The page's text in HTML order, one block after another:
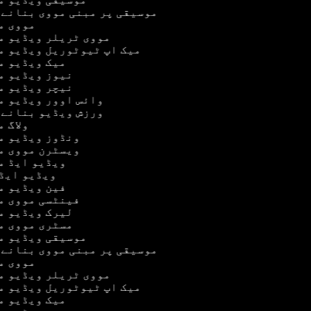
موسیقی پر مبنی مووی بنانے
مووی
مووی ٹریلر ویڈیو
میک اپ ٹیوٹوریل ویڈیو
میک ویڈیو
نیوز ویڈیو
نیچر ویڈیو
وائس اوور ویڈیو
ورزش ویڈیو بنانے
ونڈوز ویڈیو
ویسٹرن مووی
ویڈیو ایڈ
ویڈیو
فین ویڈیو
فینٹسی مووی
لیرک ویڈیو
مسٹری مووی
موسیقی ویڈیو
موسیقی پر مبنی مووی بنانے
مووی
مووی ٹریلر ویڈیو
میک اپ ٹیوٹوریل ویڈیو
میک ویڈیو